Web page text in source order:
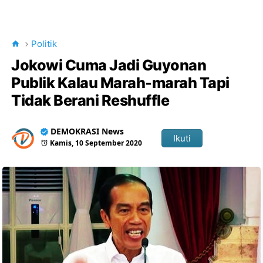
Politik
Jokowi Cuma Jadi Guyonan
Publik Kalau Marah-marah Tapi
Tidak Berani Reshuffle
DEMOKRASI News
Kamis, 10 September 2020 Ikuti